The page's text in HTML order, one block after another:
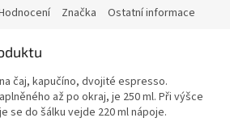
Značka Ostatní informace
čaj, kapučíno, dvojité espresso.
až po okraj, je 250 ml. Při výšce
se do šálku vejde 220 ml nápoje.